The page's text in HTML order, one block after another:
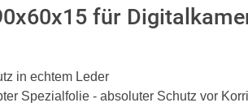
für
in echtem Leder
Spezialfolie - absoluter Schutz vor